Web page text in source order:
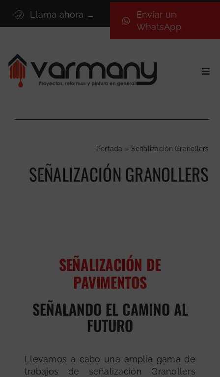
contenido
Llama ahora →
Enviar un
WhatsApp
Sectores
Nosotros
Portada » Señalización Granollers
SEÑALIZACIÓN GRANOLLERS
SEÑALIZACIÓN DE
PAVIMENTOS
SEÑALANDO EL CAMINO AL
FUTURO
Llevamos a cabo una amplia gama de
trabajos de señalización Granollers